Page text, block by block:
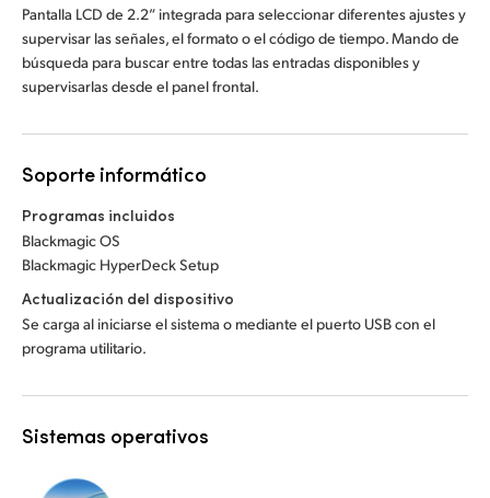
Pantalla LCD de 2.2” integrada para seleccionar diferentes ajustes y
supervisar las señales, el formato o el código de tiempo. Mando de
búsqueda para buscar entre todas las entradas disponibles y
supervisarlas desde el panel frontal.
Soporte informático
Programas incluidos
Blackmagic OS
Blackmagic HyperDeck Setup
Actualización del dispositivo
Se carga al iniciarse el sistema o mediante el puerto USB con el
programa utilitario.
Sistemas operativos